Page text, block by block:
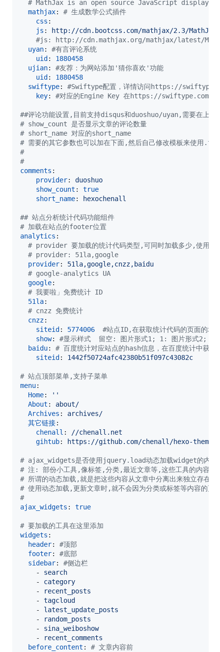
# MathJax is an open source JavaScript display
mathjax: # 生成数学公式插件
css :
js :
http://cdn.bootcss.com/mathjax/2.3/
#js: http://cdn.mathjax.org/mathjax/latest/
uyan: #有言评论系统
uid : 1880458
ujian: #友荐：为网站添加'猜你喜欢'功能
uid : 1880458
swiftype: #Swiftype配置，详情访问https://
key: #对应的Engine Key 在https://swiftype.com/
##评论功能设置,目前支持disqus和duoshuo/uyan,需要在上面
# show_count 是否显示文章的评论数量
# short_name 对应的short_name
# 需要的其它参数也可以加在下面,然后自己修改模板来使用
#
#
comments :
provider: duoshuo
show_count : true
short_name: hexochenall
## 站点分析统计代码功能组件
# 加载在站点的footer位置
analytics :
# provider 要加载的统计代码类型,可同时加载多少,使用
# provider: 51la,google
provider: 51la,google,cnzz,baidu
# google-analytics UA
google:
# 我要啦」免费统计 ID
51la:
# cnzz 免费统计
cnzz:
siteid : 5774006 #站点ID,在获取统计代码的页面的
show: #显示样式  留空: 图片形式1; 1: 图片形式2; 2:
baidu: # 百度统计对应站点的hash信息，在百度统计中获取
siteid : 1442f50724afc42380b51f097c43082c
# 站点顶部菜单,支持子菜单
menu:
Home: ' '
About : about/
Archives : archives/
其它链接:
chenall :
//chenall.net
gihtub: https://github.com/chenall/hexo-theme-
# ajax_widgets是否使用jquery.load动态加载widget的内
# 注: 部份小工具,像标签,分类,最近文章等,这些工具的内容在
# 所谓的动态加载,就是把这些内容从文章中分离出来独立存在,
# 使用动态加载,更新文章时,就不会因为分类或标签等内容的更
#
ajax_widgets : true
# 要加载的工具在这里添加
widgets :
header: #顶部
footer: #底部
sidebar: #侧边栏
    -
search
    -
category
    -
recent_posts
    -
tagcloud
    -
latest_update_posts
    -
random_posts
    -
sina_weiboshow
    -
recent_comments
before_content : # 文章内容前